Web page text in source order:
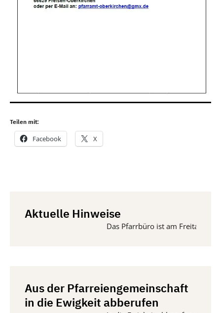
Teilen mit:
Facebook X
Aktuelle Hinweise
Das Pfarrbüro ist am Freitag, 14.
Aus der Pfarreiengemeinschaft
in die Ewigkeit abberufen